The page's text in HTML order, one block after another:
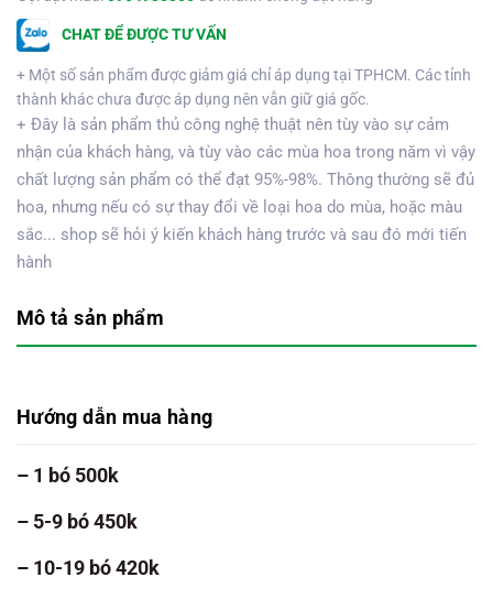
CHAT ĐỂ ĐƯỢC TƯ VẤN
+ Một số sản phẩm được giảm giá chỉ áp dụng tại TPHCM. Các tỉnh
thành khác chưa được áp dụng nên vẫn giữ giá gốc.
+ Đây là sản phẩm thủ công nghệ thuật nên tùy vào sự cảm
nhận của khách hàng, và tùy vào các mùa hoa trong năm vì vậy
chất lượng sản phẩm có thể đạt 95%-98%. Thông thường sẽ đủ
hoa, nhưng nếu có sự thay đổi về loại hoa do mùa, hoặc màu
sắc... shop sẽ hỏi ý kiến khách hàng trước và sau đó mới tiến
hành
Mô tả sản phẩm
Hướng dẫn mua hàng
– 1 bó 500k
– 5-9 bó 450k
– 10-19 bó 420k